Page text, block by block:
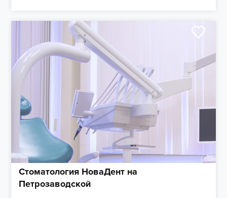
Стоматология НоваДент на
Петрозаводской